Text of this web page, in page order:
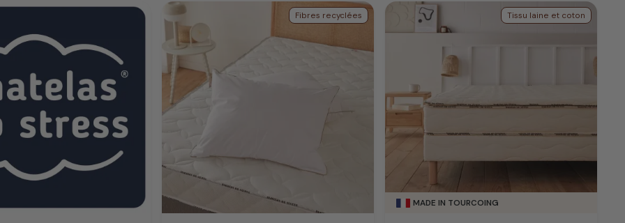
Fibres recyclées
MADE IN TOURCOING
Tissu laine et coton